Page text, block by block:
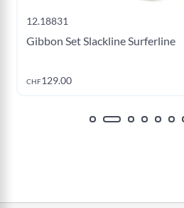
12.18831
Gibbon Set Slackline Surferline
CHF129.00